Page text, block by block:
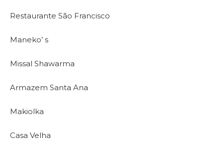
Restaurante São Francisco
Maneko’ s
Missal Shawarma
Armazem Santa Ana
Makiolka
Casa Velha